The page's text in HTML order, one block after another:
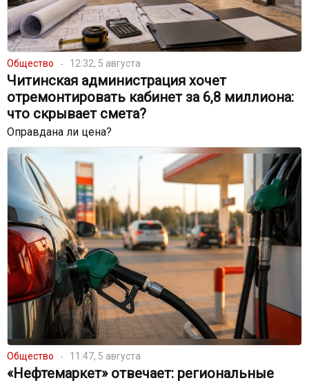
Общество 12:32, 5 августа
Читинская администрация хочет
отремонтировать кабинет за 6,8 миллиона:
что скрывает смета?
Оправдана ли цена?
Общество 11:47, 5 августа
«Нефтемаркет» отвечает: региональные